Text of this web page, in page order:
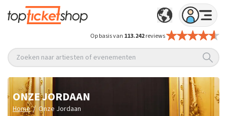
Op basis van 113.242reviews
Zoeken naar artiesten of evenementen
ONZE JORDAAN
Home / Onze Jordaan